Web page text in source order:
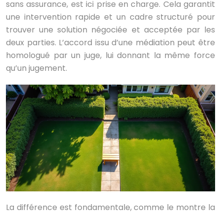
sans assurance, est ici prise en charge. Cela garantit
une intervention rapide et un cadre structuré pour
trouver une solution négociée et acceptée par les
deux parties. L’accord issu d’une médiation peut être
homologué par un juge, lui donnant la même force
qu’un jugement.
La différence est fondamentale, comme le montre la